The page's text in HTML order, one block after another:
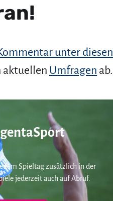
unter diesen
aktuellen Umfragen ab.
Spieltag zusätzlich in der
jederzeit auch auf Abruf.